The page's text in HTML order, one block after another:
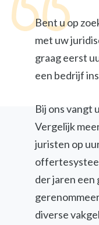
Bent u op
met uw
graag eerst
een bedrijf
Bij ons vangt
Vergelijk
juristen op
der jaren
diverse